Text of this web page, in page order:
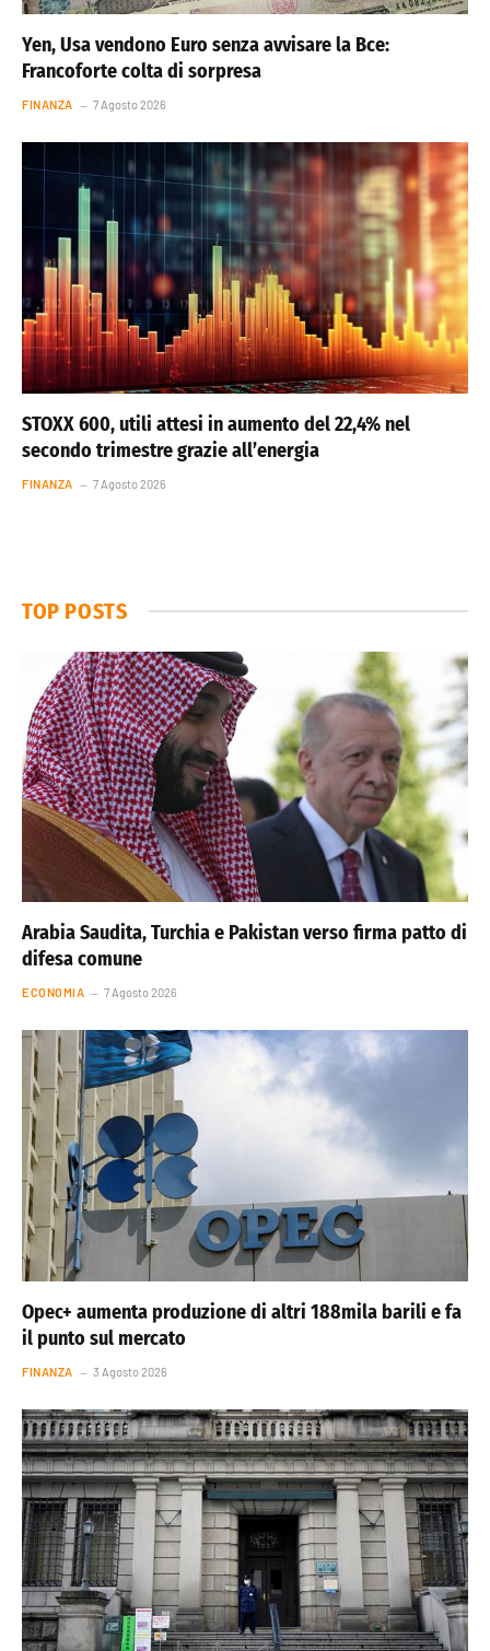
Yen, Usa vendono Euro senza avvisare la Bce:
Francoforte colta di sorpresa
FINANZA 7 Agosto 2026
STOXX 600, utili attesi in aumento del 22,4% nel
secondo trimestre grazie all’energia
FINANZA 7 Agosto 2026
TOP POSTS
Arabia Saudita, Turchia e Pakistan verso firma patto di
difesa comune
ECONOMIA 7 Agosto 2026
Opec+ aumenta produzione di altri 188mila barili e fa
il punto sul mercato
FINANZA 3 Agosto 2026